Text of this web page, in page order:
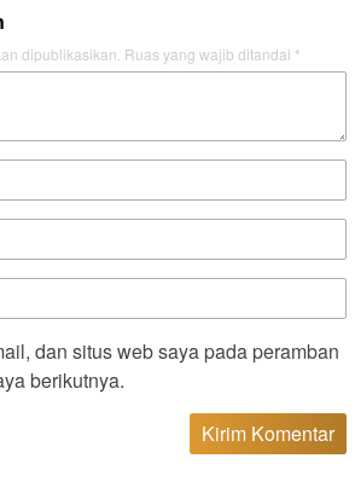
dipublikasikan. Ruas yang wajib ditandai *
dan situs web saya pada peramban
berikutnya.